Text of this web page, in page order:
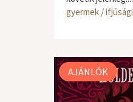
gyermek / ifjúsági
AJÁNLÓK